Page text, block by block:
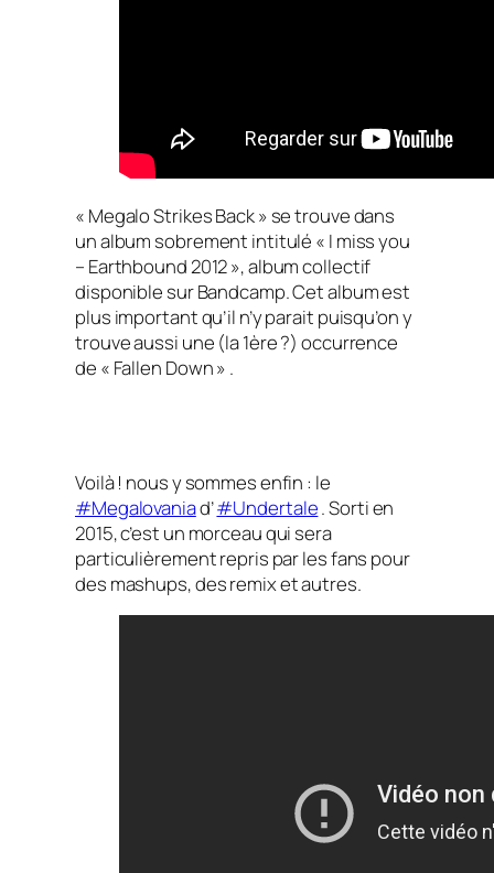
« Megalo Strikes Back » se trouve dans
un album sobrement intitulé « I miss you
– Earthbound 2012 », album collectif
disponible sur Bandcamp. Cet album est
plus important qu’il n’y parait puisqu’on y
trouve aussi une (la 1ère ?) occurrence
de « Fallen Down » .
Voilà ! nous y sommes enfin : le
#Megalovaniad’#Undertale. Sorti en
2015, c’est un morceau qui sera
particulièrement repris par les fans pour
des mashups, des remix et autres.